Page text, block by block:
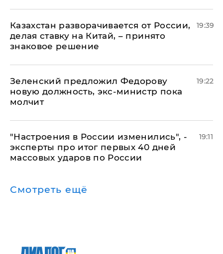
Казахстан разворачивается от России,
делая ставку на Китай, – принято
знаковое решение
19:39
Зеленский предложил Федорову
новую должность, экс-министр пока
молчит
19:22
"Настроения в России изменились", -
эксперты про итог первых 40 дней
массовых ударов по России
19:11
Смотреть ещё